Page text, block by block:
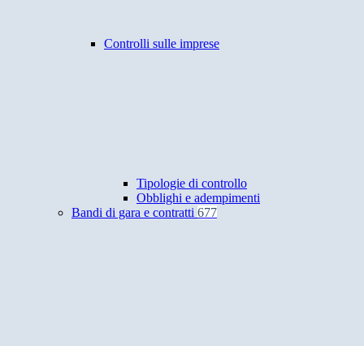
Controlli sulle imprese
Tipologie di controllo
Obblighi e adempimenti
Bandi di gara e contratti 677